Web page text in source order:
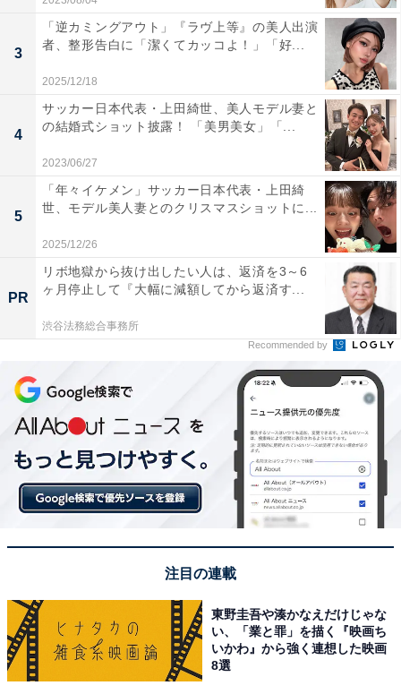
3
「逆カミングアウト」『ラヴ上等』の美人出演
者、整形告白に「潔くてカッコよ！」「好...
2025/12/18
4
サッカー日本代表・上田綺世、美人モデル妻と
の結婚式ショット披露！ 「美男美女」「...
2023/06/27
5
「年々イケメン」サッカー日本代表・上田綺
世、モデル美人妻とのクリスマスショットに...
2025/12/26
PR
リボ地獄から抜け出したい人は、返済を3～6
ヶ月停止して『大幅に減額してから返済す...
渋谷法務総合事務所
Recommended by
注目の連載
東野圭吾や湊かなえだけじゃな
い、「業と罪」を描く『映画ち
いかわ』から強く連想した映画
8選